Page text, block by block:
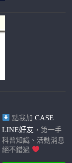
點我加 CASE
LINE好友 ，第一手
科普知識、活動消息
絕不錯過